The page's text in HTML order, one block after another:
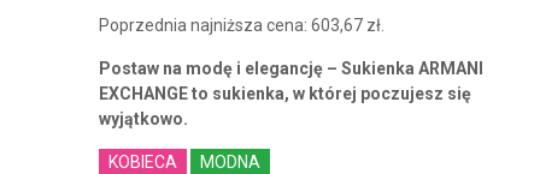
cena
1139,00 zł.
cena
603,67 zł.
Poprzednia najniższa cena: 603,67 zł.
Postaw na modę i elegancję – Sukienka ARMANI
EXCHANGE to sukienka, w której poczujesz się
wyjątkowo.
KOBIECA MODNA